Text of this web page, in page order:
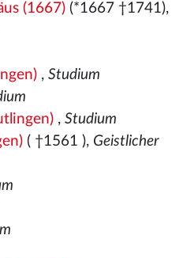
(1667)(*1667 †1741),
, Studium
, Studium
( †1561 ), Geistlicher